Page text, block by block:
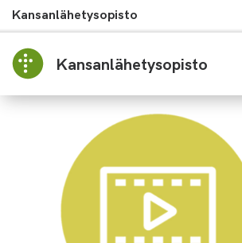
Kansanlähetysopisto
Kansanlähetysopisto